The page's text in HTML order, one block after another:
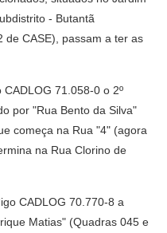
- Butantã
de CASE), passam a ter as
CADLOG 71.058-0 o 2º
por "Rua Bento da Silva"
começa na Rua "4" (agora
na Rua Clorino de
CADLOG 70.770-8 a
Matias" (Quadras 045 e